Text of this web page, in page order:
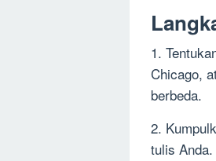
1.
Chicago,
berbeda.
2.
tulis